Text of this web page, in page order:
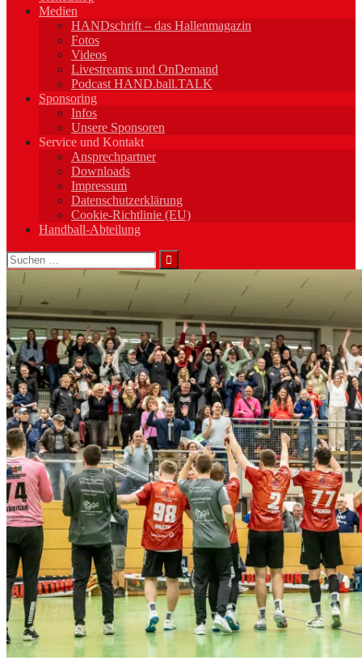
Medien
HANDschrift – das Hallenmagazin
Fotos
Videos
Livestreams und OnDemand
Podcast HAND.ball.TALK
Sponsoring
Infos
Unsere Sponsoren
Service und Kontakt
Ansprechpartner
Downloads
Impressum
Datenschutzerklärung
Cookie-Richtlinie (EU)
Handball-Abteilung
Suchen
nach: